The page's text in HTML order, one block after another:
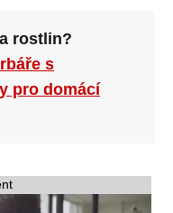
rostlin?
s
pro domácí